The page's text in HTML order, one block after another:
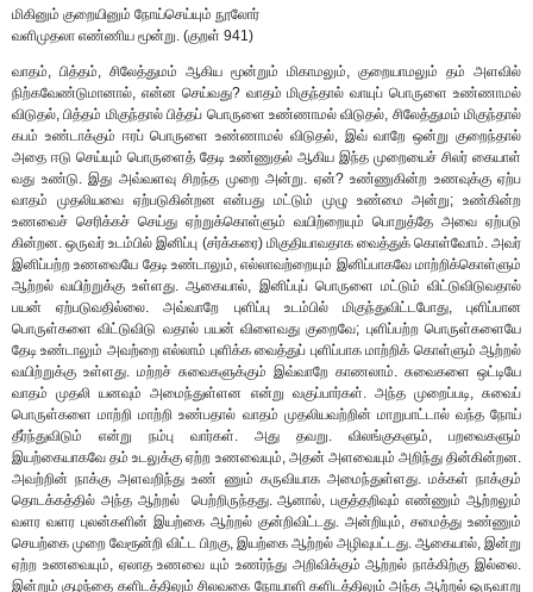
மிகினும் குறையினும் நோய்செய்யும் நூலோர்
வளிமுதலா எண்ணிய மூன்று. (குறள் 941)
வாதம், பித்தம், சிலேத்துமம் ஆகிய மூன்றும் மிகாமலும், குறையாமலும் தம் அளவில்
நிற்கவேண்டுமானால், என்ன செய்வது? வாதம் மிகுந்தால் வாயுப் பொருளை உண்ணாமல்
விடுதல், பித்தம் மிகுந்தால் பித்தப் பொருளை உண்ணாமல் விடுதல், சிலேத்துமம் மிகுந்தால்
கபம் உண்டாக்கும் ஈரப் பொருளை உண்ணாமல் விடுதல், இவ் வாறே ஒன்று குறைந்தால்
அதை ஈடு செய்யும் பொருளைத் தேடி உண்ணுதல் ஆகிய இந்த முறையைச் சிலர் கையாள்
வது உண்டு. இது அவ்வளவு சிறந்த முறை அன்று. ஏன்? உண்ணுகின்ற உணவுக்கு ஏற்ப
வாதம் முதலியவை ஏற்படுகின்றன என்பது மட்டும் முழு உண்மை அன்று; உண்கின்ற
உணவைச் செரிக்கச் செய்து ஏற்றுக்கொள்ளும் வயிற்றையும் பொறுத்தே அவை ஏற்படு
கின்றன. ஒருவர் உடம்பில் இனிப்பு (சர்க்கரை) மிகுதியாவதாக வைத்துக் கொள்வோம். அவர்
இனிப்பற்ற உணவையே தேடி உண்டாலும், எல்லாவற்றையும் இனிப்பாகவே மாற்றிக்கொள்ளும்
ஆற்றல் வயிற்றுக்கு உள்ளது. ஆகையால், இனிப்புப் பொருளை மட்டும் விட்டுவிடுவதால்
பயன் ஏற்படுவதில்லை. அவ்வாறே புளிப்பு உடம்பில் மிகுந்துவிட்டபோது, புளிப்பான
பொருள்களை விட்டுவிடு வதால் பயன் விளைவது குறைவே; புளிப்பற்ற பொருள்களையே
தேடி உண்டாலும் அவற்றை எல்லாம் புளிக்க வைத்துப் புளிப்பாக மாற்றிக் கொள்ளும் ஆற்றல்
வயிற்றுக்கு உள்ளது. மற்றச் சுவைகளுக்கும் இவ்வாறே காணலாம். சுவைகளை ஒட்டியே
வாதம் முதலி யனவும் அமைந்துள்ளன என்று வகுப்பார்கள். அந்த முறைப்படி, சுவைப்
பொருள்களை மாற்றி மாற்றி உண்பதால் வாதம் முதலியவற்றின் மாறுபாட்டால் வந்த நோய்
தீர்ந்துவிடும் என்று நம்பு வார்கள். அது தவறு. விலங்குகளும், பறவைகளும்
இயற்கையாகவே தம் உடலுக்கு ஏற்ற உணவையும், அதன் அளவையும் அறிந்து தின்கின்றன.
அவற்றின் நாக்கு அளவறிந்து உண் ணும் கருவியாக அமைந்துள்ளது. மக்கள் நாக்கும்
தொடக்கத்தில் அந்த ஆற்றல் பெற்றிருந்தது. ஆனால், பகுத்தறிவும் எண்ணும் ஆற்றலும்
வளர வளர புலன்களின் இயற்கை ஆற்றல் குன்றிவிட்டது. அன்றியும், சமைத்து உண்ணும்
செயற்கை முறை வேரூன்றி விட்ட பிறகு, இயற்கை ஆற்றல் அழிவுபட்டது. ஆகையால், இன்று
ஏற்ற உணவையும், ஏலாத உணவை யும் உணர்ந்து அறிவிக்கும் ஆற்றல் நாக்கிற்கு இல்லை.
இன்றும் குழந்தை களிடத்திலும் சிலவகை நோயாளி களிடத்திலும் அந்த ஆற்றல் ஒருவாறு